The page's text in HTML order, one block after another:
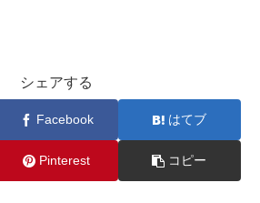
シェアする
Facebook はてブ
Pinterest コピー